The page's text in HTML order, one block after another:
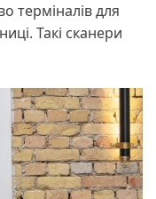
терміналів для
Такі сканери